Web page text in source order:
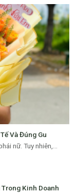
Và Đúng Gu
nữ. Tuy nhiên,...
Kinh Doanh